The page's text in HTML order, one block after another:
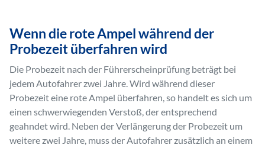
Wenn die rote Ampel während der
Probezeit überfahren wird
Die Probezeit nach der Führerscheinprüfung beträgt bei
jedem Autofahrer zwei Jahre. Wird während dieser
Probezeit eine rote Ampel überfahren, so handelt es sich um
einen schwerwiegenden Verstoß, der entsprechend
geahndet wird. Neben der Verlängerung der Probezeit um
weitere zwei Jahre, muss der Autofahrer zusätzlich an einem